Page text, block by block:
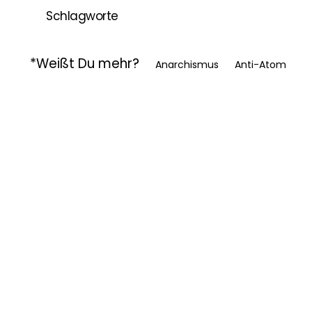
Schlagworte
*Weißt Du mehr? Anarchismus Anti-Atom